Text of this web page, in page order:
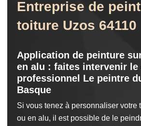
Entreprise de
toiture Uzos 64110
Application de peinture
en alu : faites intervenir le
professionnel Le peintre
Basque
Si vous tenez à personnaliser votre
ou en alu, il est possible de le